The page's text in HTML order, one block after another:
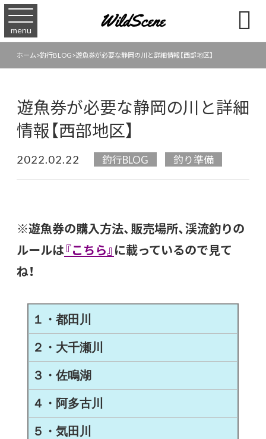
menu 
ホーム>釣行BLOG>遊魚券が必要な静岡の川と詳細情報【西部地区】
遊魚券が必要な静岡の川と詳細
情報【西部地区】
2022.02.22 釣行BLOG 釣り準備
※遊魚券の購入方法、販売場所、渓流釣りの
ルールは『こちら』 に載っているので見て
ね！
１・都田川
２・大千瀬川
３・佐鳴湖
４・阿多古川
５・気田川